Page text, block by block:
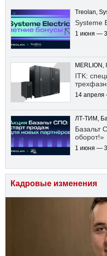
Treolan,
Systeme
1 июня —
MERLION,
ITK:
14 апреля
ЛТ-ТИМ,
Базальт
оборот!»
1 июня —
Кадровые изменения